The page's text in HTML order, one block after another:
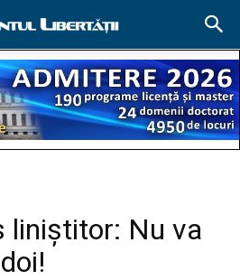
liniştitor: Nu va